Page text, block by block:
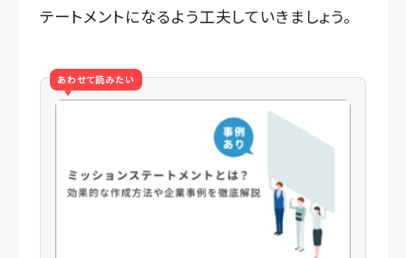
テートメントになるよう工夫していきましょう。
あわせて読みたい